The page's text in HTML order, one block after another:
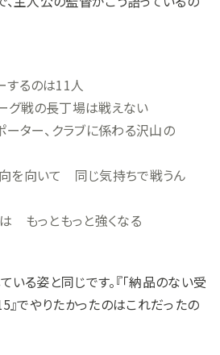
するのは11人
グ戦の長丁場は戦えない
ーター、クラブに係わる沢山の
を向いて 同じ気持ちで戦うん
もっともっと強くなる
いる姿と同じです。『「納品のない受
でやりたかったのはこれだったの